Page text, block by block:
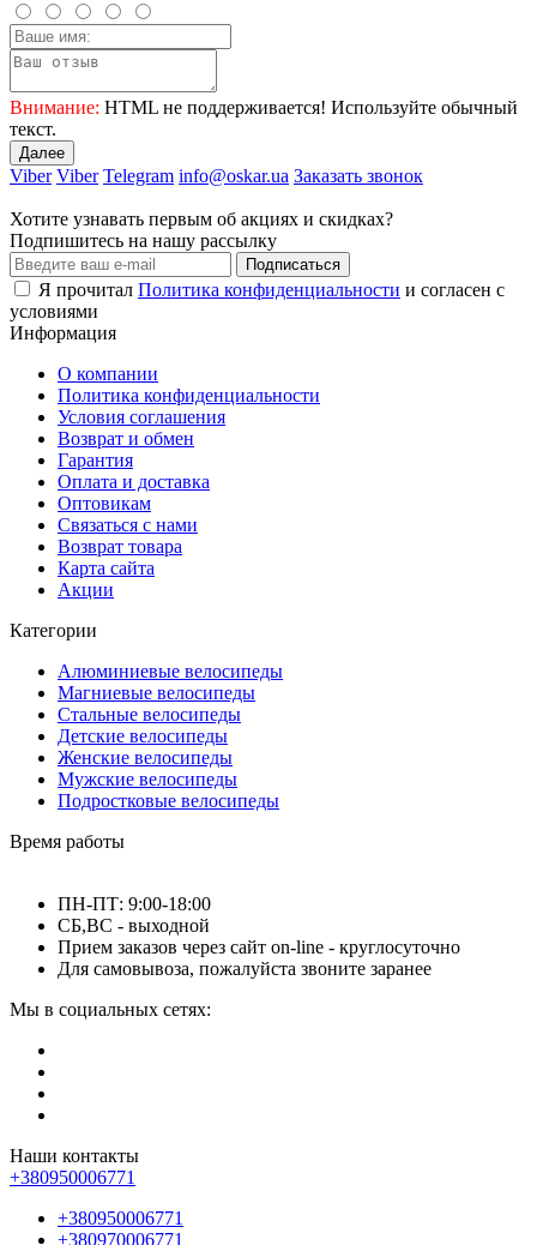
Внимание: HTML не поддерживается! Используйте обычный
текст.
Далее
Viber Viber Telegram info@oskar.ua Заказать звонок
Хотите узнавать первым об акциях и скидках?
Подпишитесь на нашу рассылку
Подписаться
Я прочитал Политика конфиденциальности и согласен с
условиями
Информация
О компании
Политика конфиденциальности
Условия соглашения
Возврат и обмен
Гарантия
Оплата и доставка
Оптовикам
Связаться с нами
Возврат товара
Карта сайта
Акции
Категории
Алюминиевые велосипеды
Магниевые велосипеды
Стальные велосипеды
Детские велосипеды
Женские велосипеды
Мужские велосипеды
Подростковые велосипеды
Время работы
ПН-ПТ: 9:00-18:00
СБ,ВС - выходной
Прием заказов через сайт on-line - круглосуточно
Для самовывоза, пожалуйста звоните заранее
Мы в социальных сетях:
Наши контакты
+380950006771
+380950006771
+380970006771